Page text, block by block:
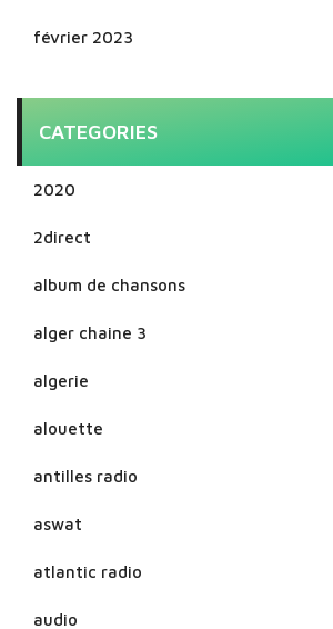
février 2023
CATEGORIES
2020
2direct
album de chansons
alger chaine 3
algerie
alouette
antilles radio
aswat
atlantic radio
audio